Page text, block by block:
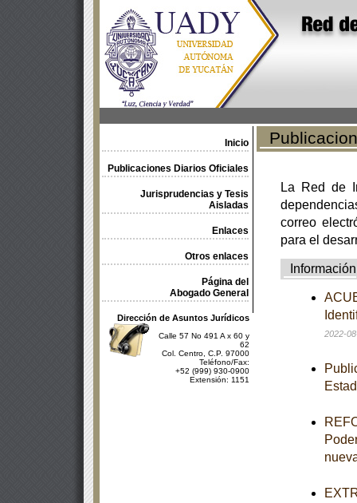
Inicio
Publicaciones Diarios Oficiales
Jurisprudencias y Tesis
Aisladas
Enlaces
Otros enlaces
Página del
Abogado General
Dirección de Asuntos Jurídicos
Calle 57 No 491 A x 60 y
62
Col. Centro, C.P. 97000
Teléfono/Fax:
+52 (999) 930-0900
Extensión: 1151
La Red de
correo
para el
Información
2022-